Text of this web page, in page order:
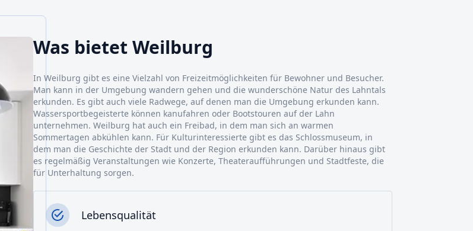
Was bietet Weilburg
In Weilburg gibt es eine Vielzahl von Freizeitmöglichkeiten für Bewohner und Besucher.
Man kann in der Umgebung wandern gehen und die wunderschöne Natur des Lahntals
erkunden. Es gibt auch viele Radwege, auf denen man die Umgebung erkunden kann.
Wassersportbegeisterte können kanufahren oder Bootstouren auf der Lahn
unternehmen. Weilburg hat auch ein Freibad, in dem man sich an warmen
Sommertagen abkühlen kann. Für Kulturinteressierte gibt es das Schlossmuseum, in
dem man die Geschichte der Stadt und der Region erkunden kann. Darüber hinaus gibt
es regelmäßig Veranstaltungen wie Konzerte, Theateraufführungen und Stadtfeste, die
für Unterhaltung sorgen.
Lebensqualität